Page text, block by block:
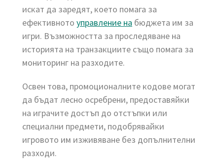
искат да заредят, което помага за
ефективното управление на бюджета им за
игри. Възможността за проследяване на
историята на транзакциите също помага за
мониторинг на разходите.
Освен това, промоционалните кодове могат
да бъдат лесно осребрени, предоставяйки
на играчите достъп до отстъпки или
специални предмети, подобрявайки
игровото им изживяване без допълнителни
разходи.